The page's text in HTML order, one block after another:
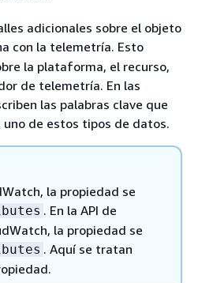
adicionales sobre el objeto
con la telemetría. Esto
la plataforma, el recurso,
de telemetría. En las
las palabras clave que
de estos tipos de datos.
la propiedad se
. En la API de
la propiedad se
. Aquí se tratan